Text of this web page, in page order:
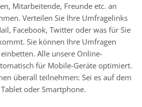
Mitarbeitende, Freunde etc. an
Verteilen Sie Ihre Umfragelinks
Facebook, Twitter oder was für Sie
Sie können Ihre Umfragen
Alle unsere Online-
für Mobile-Geräte optimiert.
überall teilnehmen: Sei es auf dem
oder Smartphone.